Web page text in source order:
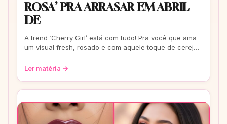
ROSA’ PRA ARRASAR EM ABRIL
DE
A trend ‘Cherry Girl’ está com tudo! Pra você que ama
um visual fresh, rosado e com aquele toque de cereja,
Ler matéria →